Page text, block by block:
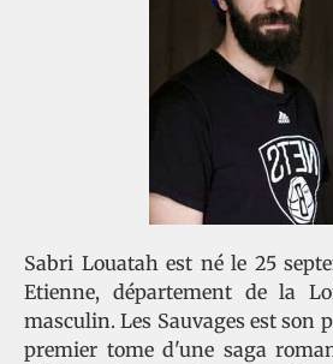
Sabri Louatah est né le 25
Etienne, département de la
masculin. Les Sauvages est son
premier tome d'une saga